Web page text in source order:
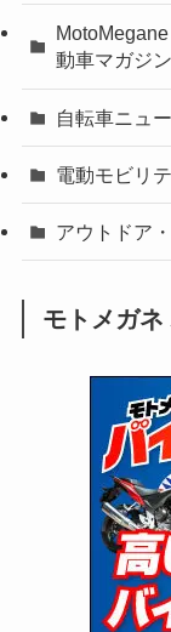
(38)
(24)
(16)
(25)
(24)
(47)
(15)
(64)
(16)
(62)
(4)
(167)
(171)
動車マガジン
(75)
自転車ニュ
(54)
電動モビリ
アウトドア
モトメガ